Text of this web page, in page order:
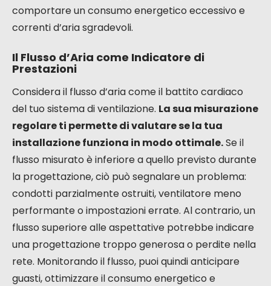
comportare un consumo energetico eccessivo e
correnti d’aria sgradevoli.
Il Flusso d’Aria come Indicatore di
Prestazioni
Considera il flusso d’aria come il battito cardiaco
del tuo sistema di ventilazione. La sua misurazione
regolare ti permette di valutare se la tua
installazione funziona in modo ottimale.Se il
flusso misurato è inferiore a quello previsto durante
la progettazione, ciò può segnalare un problema:
condotti parzialmente ostruiti, ventilatore meno
performante o impostazioni errate. Al contrario, un
flusso superiore alle aspettative potrebbe indicare
una progettazione troppo generosa o perdite nella
rete. Monitorando il flusso, puoi quindi anticipare
guasti, ottimizzare il consumo energetico e